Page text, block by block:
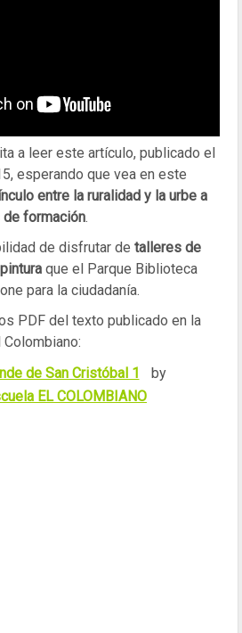
a leer este artículo, publicado el
esperando que vea en este
entre la ruralidad y la urbe a
formación.
de disfrutar de talleres de
que el Parque Biblioteca
para la ciudadanía.
PDF del texto publicado en la
de San Cristóbal 1
by
EL COLOMBIANO